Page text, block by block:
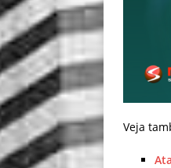
Veja